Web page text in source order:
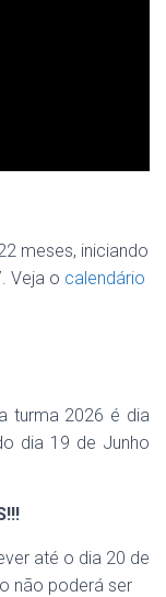
meses, iniciando
Veja o calendário
turma 2026 é dia
dia 19 de Junho
até o dia 20 de
não poderá ser